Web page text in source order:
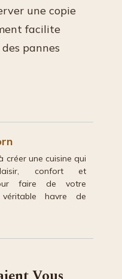
une copie
facilite
pannes
créer une cuisine qui
confort et
faire de votre
havre de